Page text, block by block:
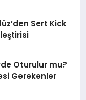
Sert Kick
Oturulur mu?
Gerekenler